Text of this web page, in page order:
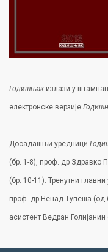
Годишњакизлази у
електронске верзије
Досадашњи уредници
(бр. 1-8), проф. др Здравко
(бр. 10-11). Тренутни
проф. др Ненад Тупеша (од
асистент Ведран Голијанин